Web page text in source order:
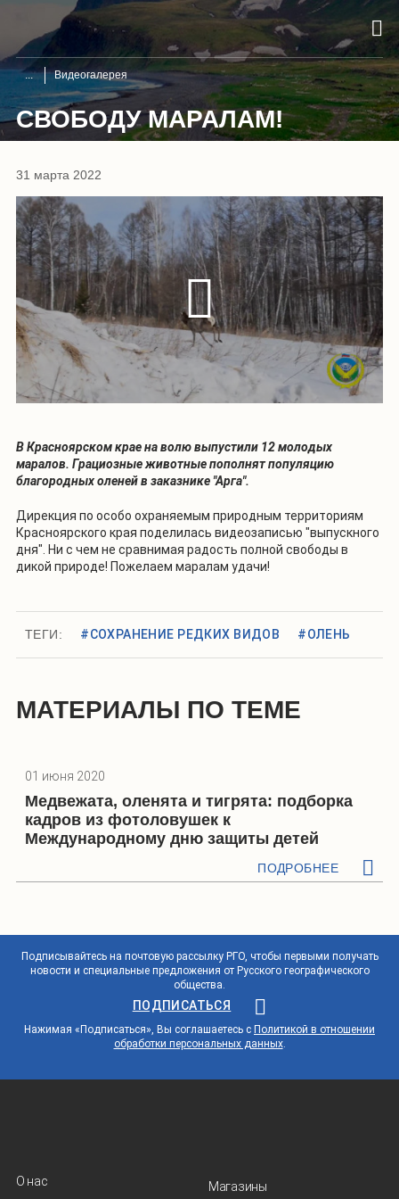
Видеогалерея
СВОБОДУ МАРАЛАМ!
31 марта 2022
В Красноярском крае на волю выпустили 12 молодых
маралов. Грациозные животные пополнят популяцию
благородных оленей в заказнике "Арга".
Дирекция по особо охраняемым природным территориям
Красноярского края поделилась видеозаписью "выпускного
дня". Ни с чем не сравнимая радость полной свободы в
дикой природе! Пожелаем маралам удачи!
ТЕГИ: #СОХРАНЕНИЕ РЕДКИХ ВИДОВ #ОЛЕНЬ
МАТЕРИАЛЫ ПО ТЕМЕ
01 июня 2020
Медвежата, оленята и тигрята: подборка
кадров из фотоловушек к
Международному дню защиты детей
ПОДРОБНЕЕ
Подписывайтесь на почтовую рассылку РГО, чтобы первыми получать
новости и специальные предложения от Русского географического
общества.
ПОДПИСАТЬСЯ
Нажимая «Подписаться», Вы соглашаетесь с Политикой в отношении
обработки персональных данных.
О нас Магазины